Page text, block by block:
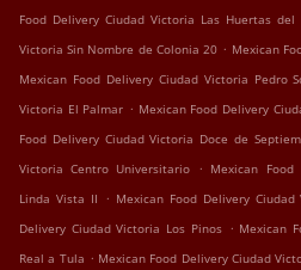
Food Delivery Ciudad Victoria Las Huertas del
Victoria Sin Nombre de Colonia 20 . Mexican
Mexican Food Delivery Ciudad Victoria Pedro
Victoria El Palmar . Mexican Food Delivery
Food Delivery Ciudad Victoria Doce de
Victoria Centro Universitario . Mexican
Linda Vista II . Mexican Food Delivery
Delivery Ciudad Victoria Los Pinos . Mexican
Real a Tula . Mexican Food Delivery Ciudad